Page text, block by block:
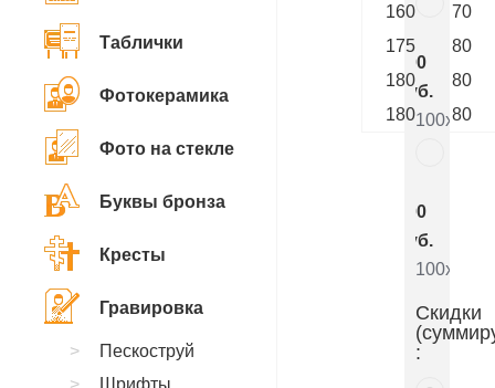
160
70
175
80
180
80
180
80
800
руб.
100x50x5
000
руб.
100x50x8
Скидки
:
Таблички
Фотокерамика
Фото на стекле
Буквы бронза
Кресты
Гравировка
Пескоструй
Шрифты